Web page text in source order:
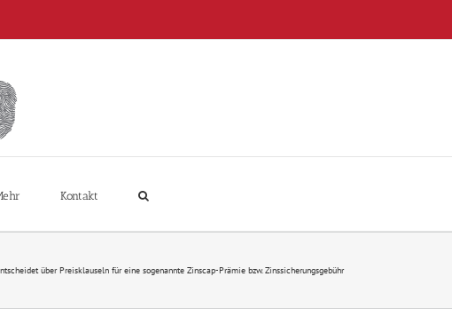
Kontakt
über Preisklauseln für eine sogenannte Zinscap-Prämie bzw. Zinssicherungsgebühr